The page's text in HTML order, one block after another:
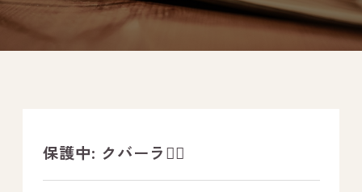
自己評価表
社内行事
保護中: クバーラ🏃‍♂️